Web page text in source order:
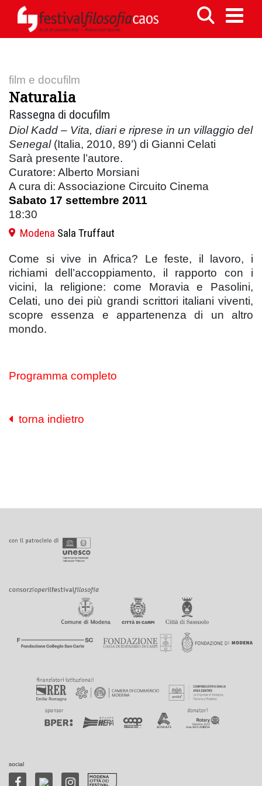
film e docufilm
Naturalia
Rassegna di docufilm
Diol Kadd – Vita, diari e riprese in un villaggio del
Senegal (Italia, 2010, 89’) di Gianni Celati
Sarà presente l’autore.
Curatore: Alberto Morsiani
A cura di: Associazione Circuito Cinema
Sabato 17 settembre 2011
18:30
Modena Sala Truffaut
Come si vive in Africa? Le feste, il lavoro, i
richiami dell’accoppiamento, il rapporto con i
vicini, la religione: come Moravia e Pasolini,
Celati, uno dei più grandi scrittori italiani viventi,
scopre essenza e appartenenza di un altro
mondo.
Programma completo
torna indietro
social